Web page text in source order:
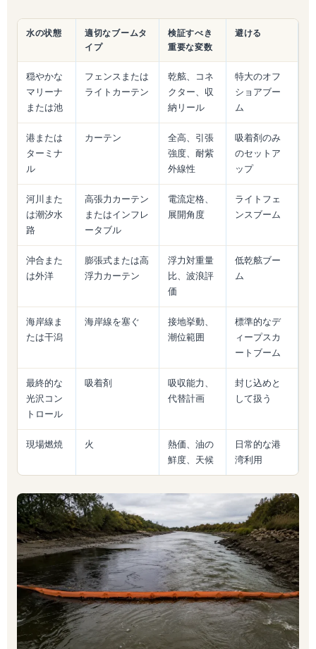
水の状態
適切なブームタ
イプ
検証すべき
重要な変数
避ける
穏やかな
マリーナ
または池
フェンスまたは
ライトカーテン
乾舷、コネ
クター、収
納リール
特大のオフ
ショアブー
ム
港または
ターミナ
ル
カーテン
全高、引張
強度、耐紫
外線性
吸着剤のみ
のセットア
ップ
河川また
は潮汐水
路
高張力カーテン
またはインフレ
ータブル
電流定格、
展開角度
ライトフェ
ンスブーム
沖合また
は外洋
膨張式または高
浮力カーテン
浮力対重量
比、波浪評
価
低乾舷ブー
ム
海岸線ま
たは干潟
海岸線を塞ぐ
接地挙動、
潮位範囲
標準的なデ
ィープスカ
ートブーム
最終的な
光沢コン
トロール
吸着剤
吸収能力、
代替計画
封じ込めと
して扱う
現場燃焼 火
熱価、油の
鮮度、天候
日常的な港
湾利用